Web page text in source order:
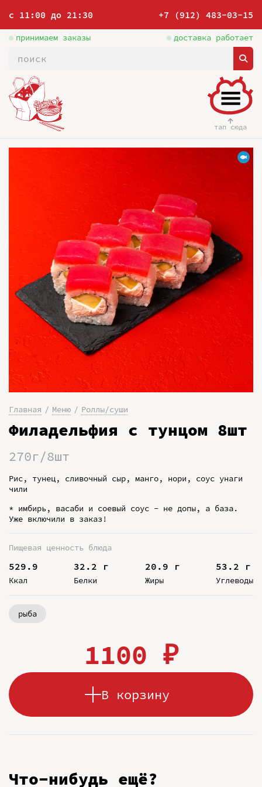
с 11:00 до 21:30 +7 (912) 483-03-15
принимаем заказы доставка работает
тап сюда
Главная Меню Роллы/суши
Филадельфия с тунцом 8шт
270г/8шт
Рис, тунец, сливочный сыр, манго, нори, соус унаги
чили
* имбирь, васаби и соевый соус - не допы, а база.
Уже включили в заказ!
Пищевая ценность блюда
529.9
Ккал
32.2 г
Белки
20.9 г
Жиры
53.2 г
Углеводы
рыба
1100 ₽
В корзину
Что-нибудь ещё?